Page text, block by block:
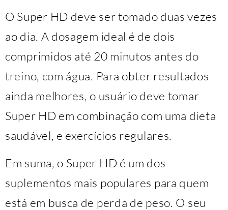
O Super HD deve ser tomado duas vezes
ao dia. A dosagem ideal é de dois
comprimidos até 20 minutos antes do
treino, com água. Para obter resultados
ainda melhores, o usuário deve tomar
Super HD em combinação com uma dieta
saudável, e exercícios regulares.
Em suma, o Super HD é um dos
suplementos mais populares para quem
está em busca de perda de peso. O seu